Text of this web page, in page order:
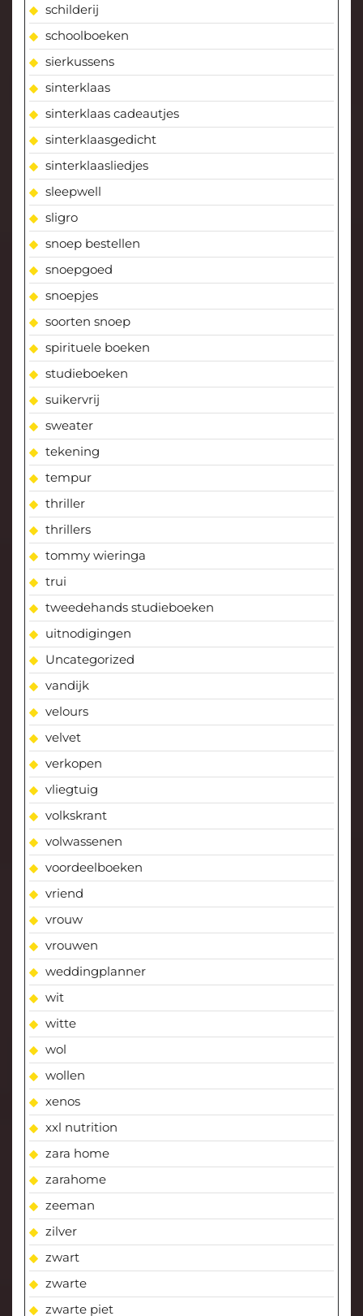
schilderij
schoolboeken
sierkussens
sinterklaas
sinterklaas cadeautjes
sinterklaasgedicht
sinterklaasliedjes
sleepwell
sligro
snoep bestellen
snoepgoed
snoepjes
soorten snoep
spirituele boeken
studieboeken
suikervrij
sweater
tekening
tempur
thriller
thrillers
tommy wieringa
trui
tweedehands studieboeken
uitnodigingen
Uncategorized
vandijk
velours
velvet
verkopen
vliegtuig
volkskrant
volwassenen
voordeelboeken
vriend
vrouw
vrouwen
weddingplanner
wit
witte
wol
wollen
xenos
xxl nutrition
zara home
zarahome
zeeman
zilver
zwart
zwarte
zwarte piet